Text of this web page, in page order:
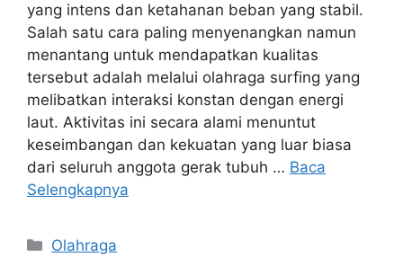
yang intens dan ketahanan beban yang stabil.
Salah satu cara paling menyenangkan namun
menantang untuk mendapatkan kualitas
tersebut adalah melalui olahraga surfing yang
melibatkan interaksi konstan dengan energi
laut. Aktivitas ini secara alami menuntut
keseimbangan dan kekuatan yang luar biasa
dari seluruh anggota gerak tubuh … Baca
Selengkapnya
Kategori
Olahraga